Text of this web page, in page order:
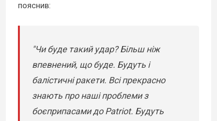
пояснив:
"Чи буде такий удар? Більш ніж
впевнений, що буде. Будуть і
балістичні ракети. Всі прекрасно
знають про наші проблеми з
боєприпасами до Patriot. Будуть